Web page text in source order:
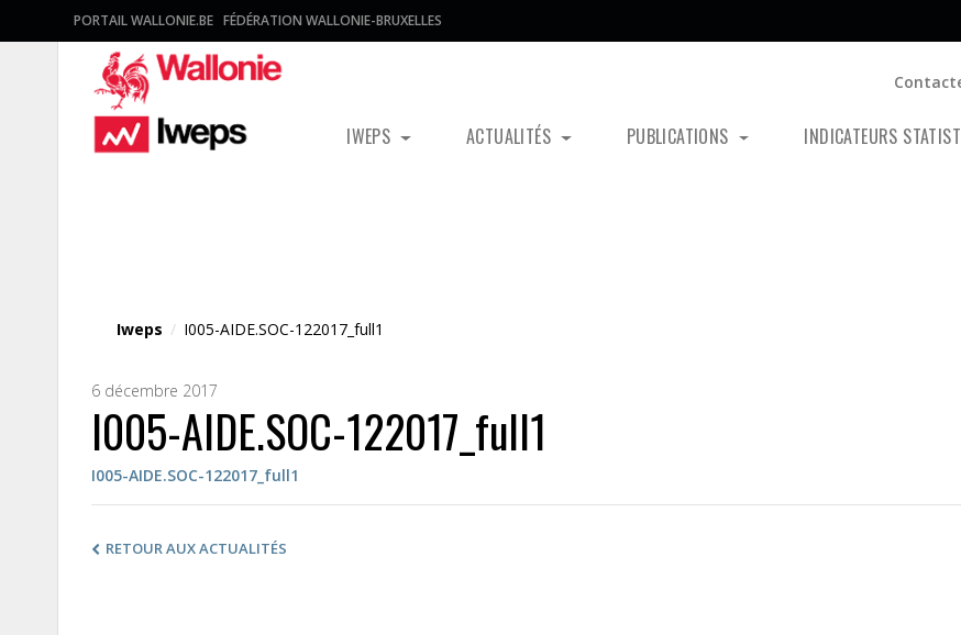
PORTAIL WALLONIE.BE FÉDÉRATION WALLONIE-BRUXELLES
IWEPS ACTUALITÉS PUBLICATIONS INDICATEURS
Iweps / I005-AIDE.SOC-122017_full1
6 décembre 2017
I005-AIDE.SOC-122017_full1
I005-AIDE.SOC-122017_full1
RETOUR AUX ACTUALITÉS